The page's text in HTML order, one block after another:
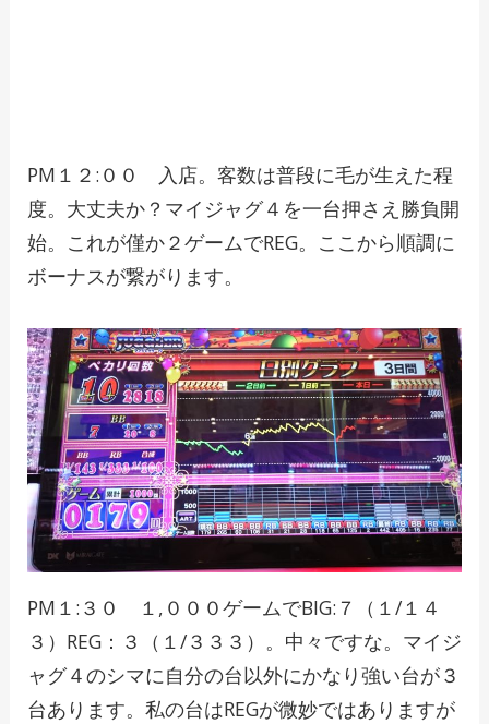
PM１２:００ 入店。客数は普段に毛が生えた程
度。大丈夫か？マイジャグ４を一台押さえ勝負開
始。これが僅か２ゲームでREG。ここから順調に
ボーナスが繋がります。
PM１:３０ １,０００ゲームでBIG:７（１/１４
３）REG：３（１/３３３）。中々ですな。マイジ
ャグ４のシマに自分の台以外にかなり強い台が３
台あります。私の台はREGが微妙ではありますが